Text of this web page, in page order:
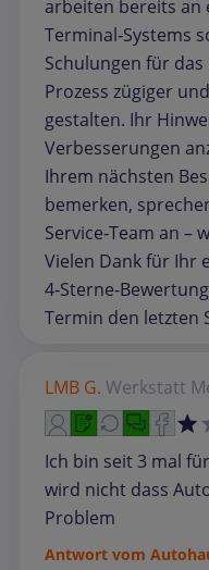
arbeiten bereits an
Terminal‑Systems
Schulungen für
Prozess zügiger
gestalten. Ihr
Verbesserungen
Ihrem nächsten
bemerken,
Service‑Team an –
Vielen Dank für Ihr
Termin den letzten
LMB G. Werkstatt
Ich bin seit 3 mal
wird nicht dass
Problem
Antwort vom